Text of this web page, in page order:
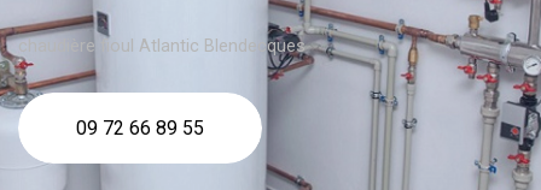
chaudière fioul Atlantic Blendecques
09 72 66 89 55